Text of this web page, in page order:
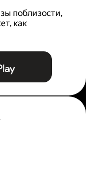
поблизости,
как